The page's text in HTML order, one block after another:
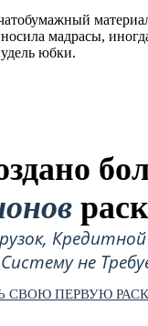
мадрасы,
юбки.
Систему не
СВОЮ ПЕРВУЮ